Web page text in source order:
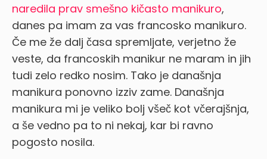
naredila prav smešno kičasto manikuro,
danes pa imam za vas francosko manikuro.
Če me že dalj časa spremljate, verjetno že
veste, da francoskih manikur ne maram in jih
tudi zelo redko nosim. Tako je današnja
manikura ponovno izziv zame. Današnja
manikura mi je veliko bolj všeč kot včerajšnja,
a še vedno pa to ni nekaj, kar bi ravno
pogosto nosila.